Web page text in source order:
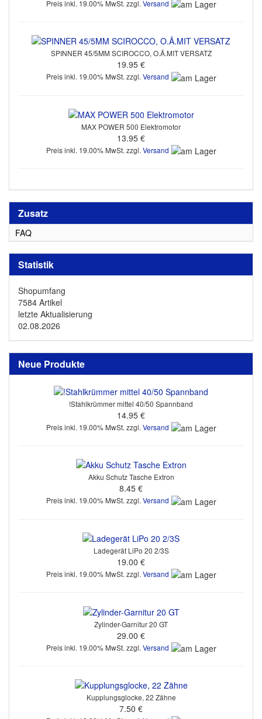
Preis inkl. 19.00% MwSt. zzgl. Versand
SPINNER 45/5MM SCIROCCO, O.Ä.MIT VERSATZ
19.95 €
Preis inkl. 19.00% MwSt. zzgl. Versand
MAX POWER 500 Elektromotor
13.95 €
Preis inkl. 19.00% MwSt. zzgl. Versand
Zusatz
FAQ
Statistik
Shopumfang
7584 Artikel
letzte Aktualisierung
02.08.2026
Neue Produkte
!Stahlkrümmer mittel 40/50 Spannband
14.95 €
Preis inkl. 19.00% MwSt. zzgl. Versand
Akku Schutz Tasche Extron
8.45 €
Preis inkl. 19.00% MwSt. zzgl. Versand
Ladegerät LiPo 20 2/3S
19.00 €
Preis inkl. 19.00% MwSt. zzgl. Versand
Zylinder-Garnitur 20 GT
29.00 €
Preis inkl. 19.00% MwSt. zzgl. Versand
Kupplungsglocke, 22 Zähne
7.50 €